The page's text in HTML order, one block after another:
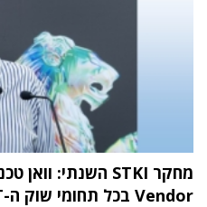
Vendor בכל תחומי שוק ה-IT